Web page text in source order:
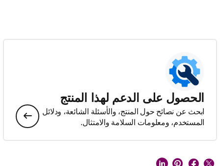
الحصول على الدعم لهذا المنتج
ابحث عن نصائح حول المنتج، والأسئلة الشائعة، ودلائل
المستخدم، ومعلومات السلامة والامتثال.